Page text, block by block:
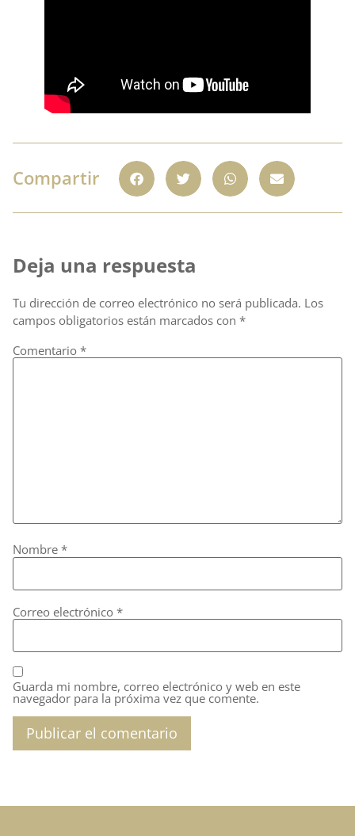
Compartir
Deja una respuesta
Tu dirección de correo electrónico no será publicada. Los
campos obligatorios están marcados con *
Comentario *
Nombre *
Correo electrónico *
Guarda mi nombre, correo electrónico y web en este
navegador para la próxima vez que comente.